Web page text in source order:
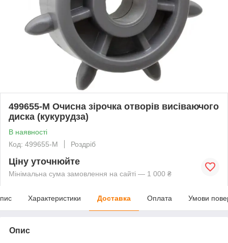
499655-M Очисна зірочка отворів висіваючого
диска (кукурудза)
В наявності
Код: 499655-M
Роздріб
Ціну уточнюйте
Мінімальна сума замовлення на сайті — 1 000 ₴
Характеристики Доставка Оплата Умови
Опис